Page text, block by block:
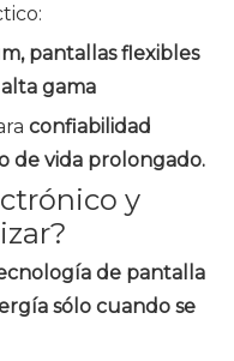
pantallas flexibles
gama
confiabilidad
de vida prolongado.
y
de pantalla
sólo cuando se